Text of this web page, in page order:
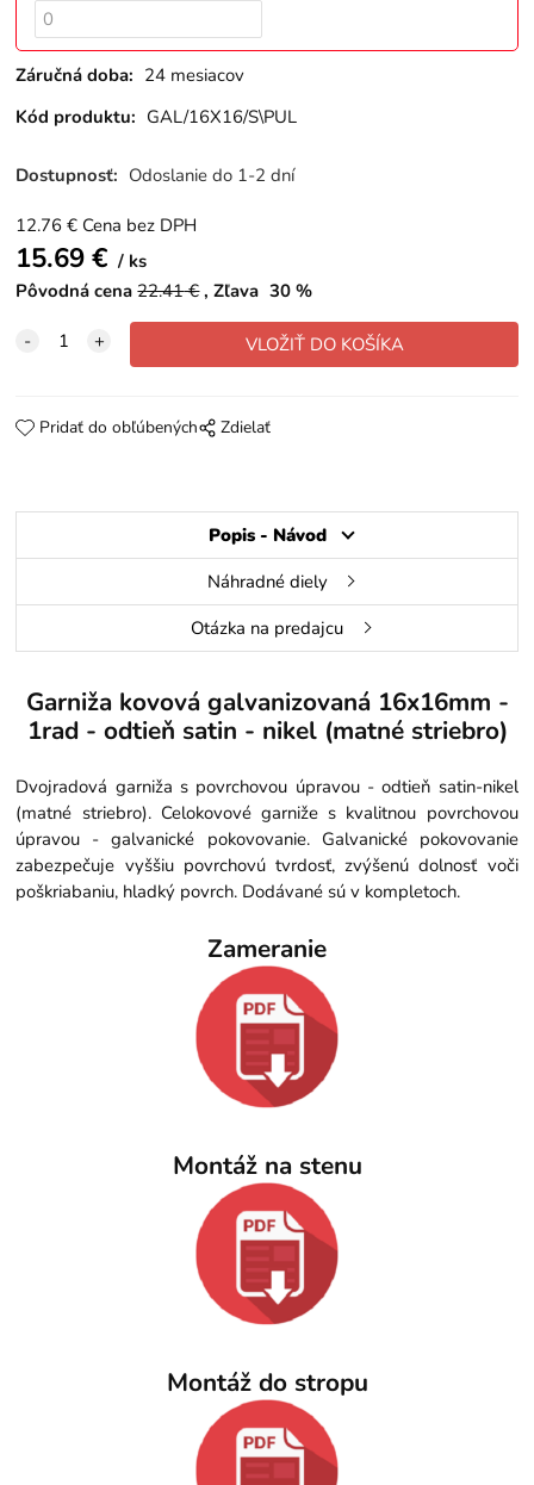
Záručná doba: 24 mesiacov
Kód produktu: GAL/16X16/S\PUL
Dostupnosť: Odoslanie do 1-2 dní
12.76 € Cena bez DPH
15.69€
ks
Pôvodná cena 22.41€ Zľava 30 %
Pridať do obľúbených Zdielať
Popis - Návod
Náhradné diely
Otázka na predajcu
Garniža kovová galvanizovaná 16x16mm -
1rad - odtieň satin - nikel (matné striebro)
Dvojradová garniža s povrchovou úpravou - odtieň satin-nikel
(matné striebro). Celokovové garniže s kvalitnou povrchovou
úpravou - galvanické pokovovanie. Galvanické pokovovanie
zabezpečuje vyššiu povrchovú tvrdosť, zvýšenú dolnosť voči
poškriabaniu, hladký povrch. Dodávané sú v kompletoch.
Zameranie
Montáž na stenu
Montáž do stropu